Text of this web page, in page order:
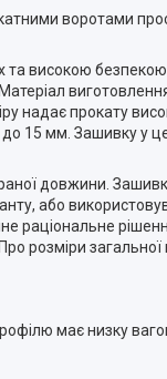
воротами
високою безпекою
надає прокату
15 мм. Зашивку у
довжини.
або
раціональне
розміри
має низку